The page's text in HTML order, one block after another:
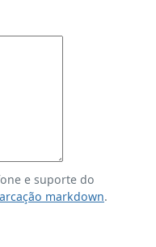
e suporte do
markdown.